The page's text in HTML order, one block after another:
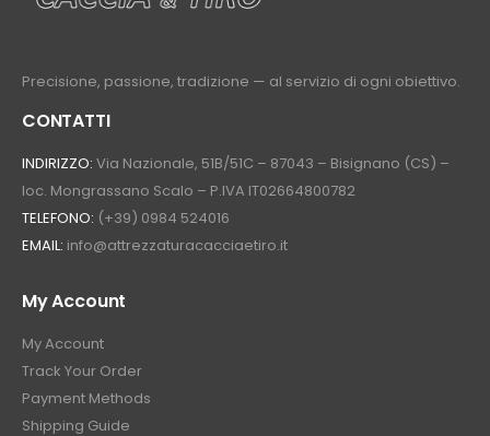
Precisione, passione, tradizione — al servizio di ogni obiettivo.
CONTATTI
INDIRIZZO: Via Nazionale, 51B/51C – 87043 – Bisignano (CS) –
loc. Mongrassano Scalo – P.IVA IT02664800782
TELEFONO: (+39) 0984 524016
EMAIL: info@attrezzaturacacciaetiro.it
My Account
My Account
Track Your Order
Payment Methods
Shipping Guide